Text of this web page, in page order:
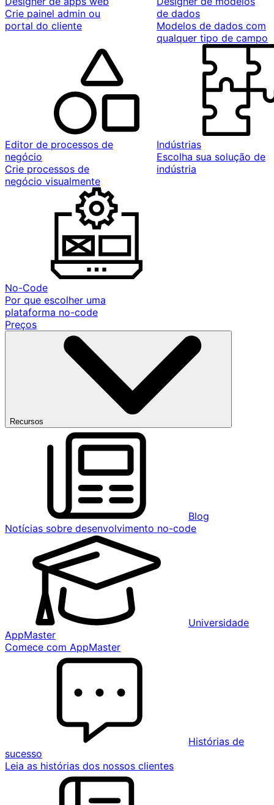
Crie painel admin ou
portal do cliente
de dados
Modelos de dados com
qualquer tipo de campo
Editor de processos de
negócio
Crie processos de
negócio visualmente
Indústrias
Escolha sua solução de
indústria
No-Code
Por que escolher uma
plataforma no-code
Preços
Recursos
Blog
Notícias sobre desenvolvimento no-code
Universidade
AppMaster
Comece com AppMaster
Histórias de
sucesso
Leia as histórias dos nossos clientes